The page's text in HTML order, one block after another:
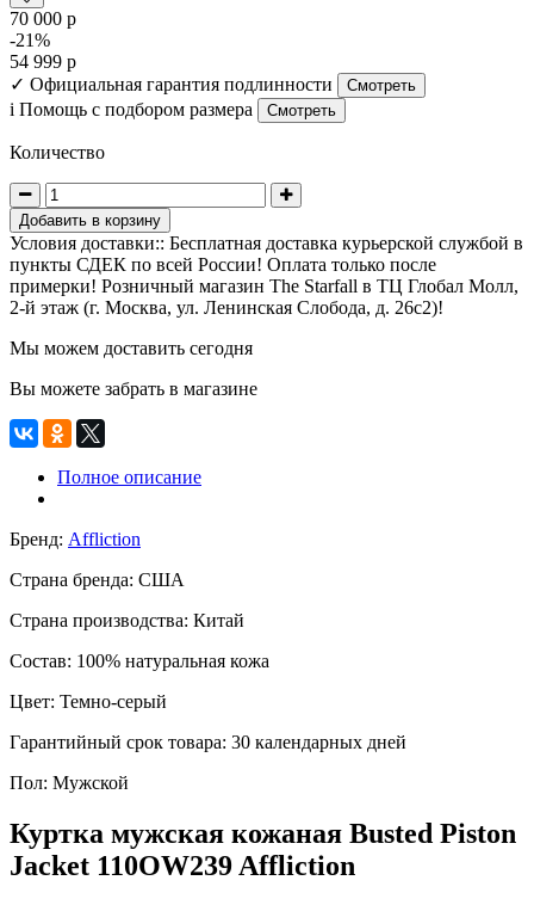
70 000 р
-21%
54 999 р
✓ Официальная гарантия подлинности Смотреть
i Помощь с подбором размера Смотреть
Количество
Добавить в корзину
Условия доставки:: Бесплатная доставка курьерской службой в
пункты СДЕК по всей России! Оплата только после
примерки! Розничный магазин The Starfall в ТЦ Глобал Молл,
2-й этаж (г. Москва, ул. Ленинская Слобода, д. 26с2)!
Мы можем доставить сегодня
Вы можете забрать в магазине
Полное описание
Бренд: Affliction
Страна бренда: США
Страна производства: Китай
Состав: 100% натуральная кожа
Цвет: Темно-серый
Гарантийный срок товара: 30 календарных дней
Пол: Мужской
Куртка мужская кожаная Busted Piston
Jacket 110OW239Affliction